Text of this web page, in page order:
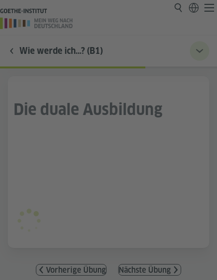
Wie werde ich…? (B1)
Die duale Ausbildung
Vorherige Übung Nächste Übung